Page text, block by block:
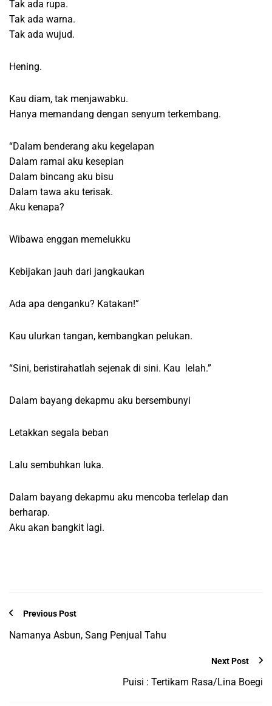
Tak ada rupa.
Tak ada warna.
Tak ada wujud.
Hening.
Kau diam, tak menjawabku.
Hanya memandang dengan senyum terkembang.
“Dalam benderang aku kegelapan
Dalam ramai aku kesepian
Dalam bincang aku bisu
Dalam tawa aku terisak.
Aku kenapa?
Wibawa enggan memelukku
Kebijakan jauh dari jangkaukan
Ada apa denganku? Katakan!”
Kau ulurkan tangan, kembangkan pelukan.
“Sini, beristirahatlah sejenak di sini. Kau lelah.”
Dalam bayang dekapmu aku bersembunyi
Letakkan segala beban
Lalu sembuhkan luka.
Dalam bayang dekapmu aku mencoba terlelap dan
berharap.
Aku akan bangkit lagi.
Previous Post
Namanya Asbun, Sang Penjual Tahu
Next Post
Puisi : Tertikam Rasa/Lina Boegi